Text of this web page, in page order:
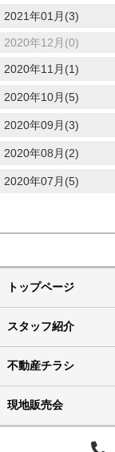
2021年01月(3)
2020年12月(0)
2020年11月(1)
2020年10月(5)
2020年09月(3)
2020年08月(2)
2020年07月(5)
トップページ
スタッフ紹介
不動産チラシ
現地販売会